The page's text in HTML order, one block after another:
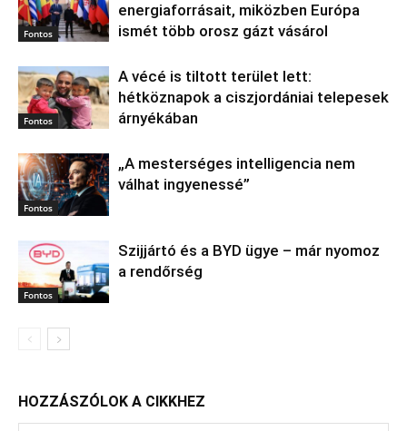
Fontos
energiaforrásait, miközben Európa
ismét több orosz gázt vásárol
Fontos
A vécé is tiltott terület lett:
hétköznapok a ciszjordániai telepesek
árnyékában
Fontos
„A mesterséges intelligencia nem
válhat ingyenessé”
Fontos
Szijjártó és a BYD ügye – már nyomoz
a rendőrség
HOZZÁSZÓLOK A CIKKHEZ